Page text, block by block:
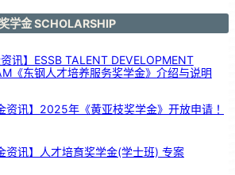
学金 SCHOLARSHIP
资讯】ESSB TALENT DEVELOPMENT
《东钢人才培养服务奖学金》介绍与说明
资讯】2025年《黄亚枝奖学金》开放申请！
资讯】人才培育奖学金(学士班) 专案